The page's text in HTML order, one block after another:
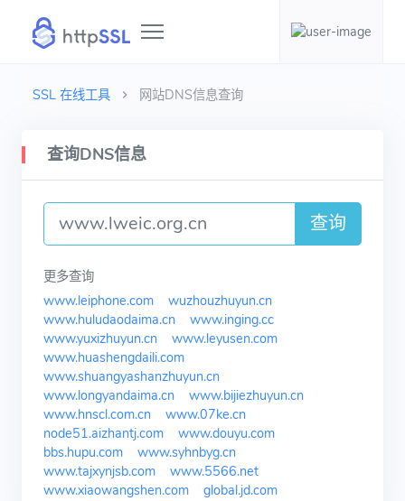
SSL 在线工具 网站DNS信息查询
查询DNS信息
查询
更多查询
www.leiphone.com
wuzhouzhuyun.cn
www.huludaodaima.cn
www.inging.cc
www.yuxizhuyun.cn
www.leyusen.com
www.huashengdaili.com
www.shuangyashanzhuyun.cn
www.longyandaima.cn
www.bijiezhuyun.cn
www.hnscl.com.cn
www.07ke.cn
node51.aizhantj.com
www.douyu.com
bbs.hupu.com
www.syhnbyg.cn
www.tajxynjsb.com
www.5566.net
www.xiaowangshen.com
global.jd.com